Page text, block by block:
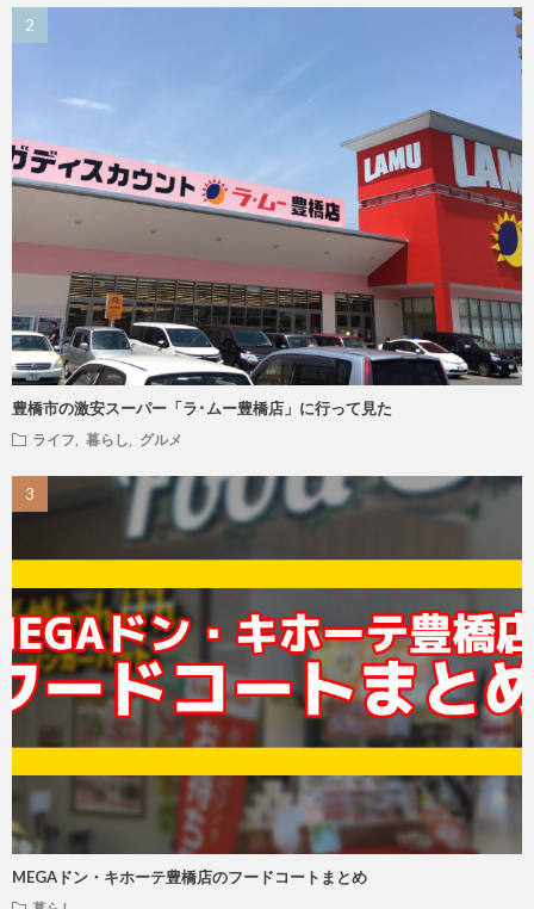
豊橋市の激安スーパー「ラ･ムー豊橋店」に行って見た
ライフ 暮らし グルメ
MEGAドン・キホーテ豊橋店のフードコートまとめ